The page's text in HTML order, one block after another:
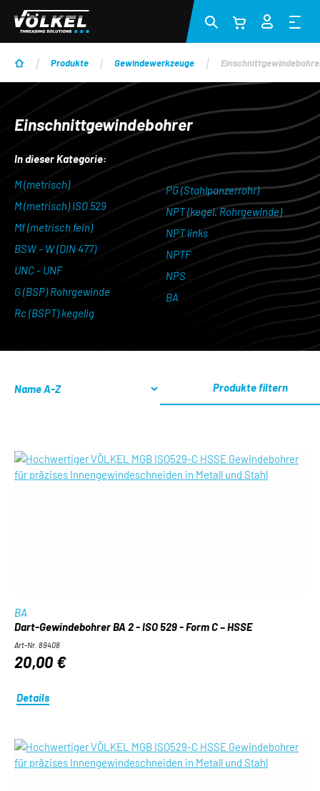
Zum Hauptinhalt springen
Produkte Gewindewerkzeuge
Einschnittgewindebohrer
In dieser Kategorie:
M (metrisch)
M (metrisch) ISO 529
Mf (metrisch fein)
BSW - W (DIN 477)
UNC - UNF
G (BSP) Rohrgewinde
Rc (BSPT) kegelig
PG (Stahlpanzerrohr)
NPT (kegel. Rohrgewinde)
NPT links
NPTF
NPS
BA
Produkte filtern
BA
Dart-Gewindebohrer BA 2 - ISO 529 - Form C – HSSE
Art-Nr. 89408
20,00 €
Details